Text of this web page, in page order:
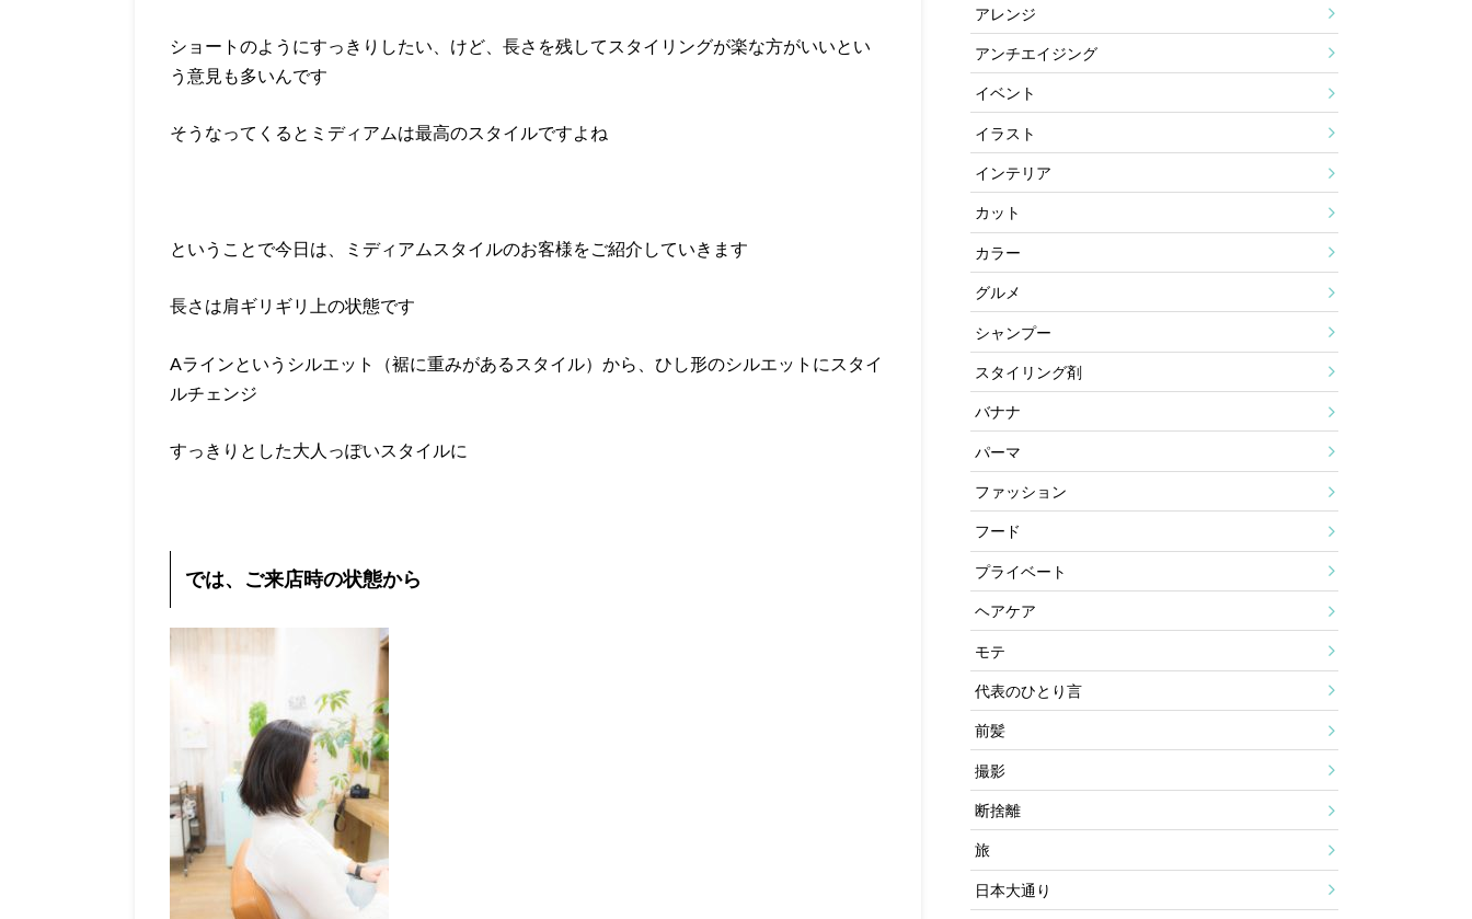
ショートのようにすっきりしたい、けど、長さを残してスタイリングが楽な方がいいとい
う意見も多いんです
そうなってくるとミディアムは最高のスタイルですよね
ということで今日は、ミディアムスタイルのお客様をご紹介していきます
長さは肩ギリギリ上の状態です
Aラインというシルエット（裾に重みがあるスタイル）から、ひし形のシルエットにスタイ
ルチェンジ
すっきりとした大人っぽいスタイルに
では、ご来店時の状態から
アレンジ
アンチエイジング
イベント
イラスト
インテリア
カット
カラー
グルメ
シャンプー
スタイリング剤
バナナ
パーマ
ファッション
フード
プライベート
ヘアケア
モテ
代表のひとり言
前髪
撮影
断捨離
旅
日本大通り